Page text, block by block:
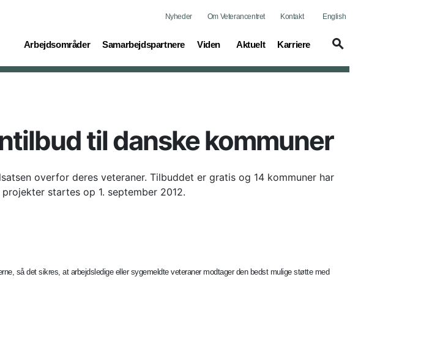
Nyheder Om Veterancentret Kontakt English
Arbejdsområder
(current) Samarbejdspartnere
(current) Viden
(current) Aktuelt
(current) Karriere
(current)
til danske kommuner
overfor deres veteraner. Tilbuddet er gratis og 14 kommuner har
startes op 1. september 2012.
så det sikres, at arbejdsledige eller sygemeldte veteraner modtager den bedst mulige støtte med